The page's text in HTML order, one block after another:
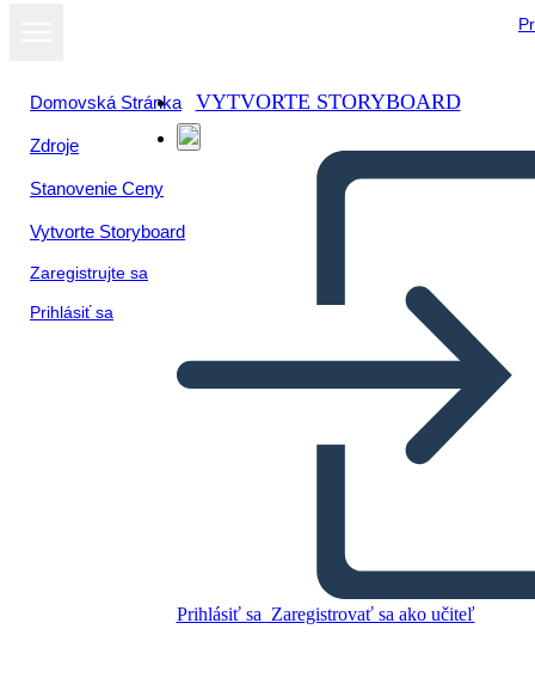
Domovská Stránka
Zdroje
Stanovenie Ceny
Vytvorte Storyboard
Zaregistrujte sa
Prihlásiť sa
VYTVORTE STORYBOARD
Prihlásiť sa Zaregistrovať sa ako učiteľ
Skopírujte tento Storyboard